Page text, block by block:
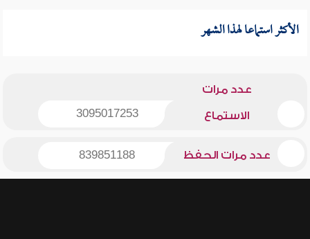
الأكثر استماعا لهذا الشهر
عدد مرات
الاستماع 3095017253
عدد مرات الحفظ 839851188